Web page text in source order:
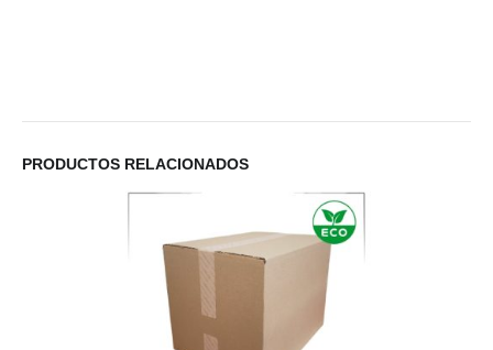
PRODUCTOS RELACIONADOS